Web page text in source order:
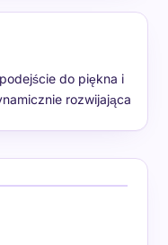
do piękna i
rozwijająca